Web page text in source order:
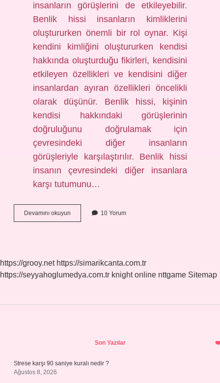
insanların görüşlerini de etkileyebilir.
Benlik hissi insanların kimliklerini
oluştururken önemli bir rol oynar. Kişi
kendini kimliğini oluştururken kendisi
hakkında oluşturduğu fikirleri, kendisini
etkileyen özellikleri ve kendisini diğer
insanlardan ayıran özellikleri öncelikli
olarak düşünür. Benlik hissi, kişinin
kendisi hakkındaki görüşlerinin
doğruluğunu doğrulamak için
çevresindeki diğer insanların
görüşleriyle karşılaştırılır. Benlik hissi
insanın çevresindeki diğer insanlara
karşı tutumunu…
Devamını okuyun
hissi
10 Yorum
https://grooy.net https://simarikcanta.com.tr
https://seyyahoglumedya.com.tr knight online nttgame Sitemap
Son Yazılar
Strese karşı 90 saniye kuralı nedir ?
Ağustos 8, 2026